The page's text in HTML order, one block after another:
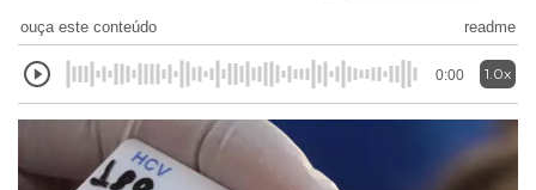
ouça este conteúdo readme
0:00 1.0x